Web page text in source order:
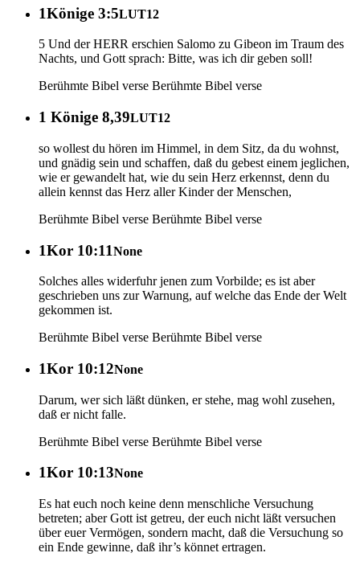
1Könige 3:5LUT12
5 Und der HERR erschien Salomo zu Gibeon im Traum des
Nachts, und Gott sprach: Bitte, was ich dir geben soll!
Berühmte Bibel verse Berühmte Bibel verse
1 Könige 8,39LUT12
so wollest du hören im Himmel, in dem Sitz, da du wohnst,
und gnädig sein und schaffen, daß du gebest einem jeglichen,
wie er gewandelt hat, wie du sein Herz erkennst, denn du
allein kennst das Herz aller Kinder der Menschen,
Berühmte Bibel verse Berühmte Bibel verse
1Kor 10:11None
Solches alles widerfuhr jenen zum Vorbilde; es ist aber
geschrieben uns zur Warnung, auf welche das Ende der Welt
gekommen ist.
Berühmte Bibel verse Berühmte Bibel verse
1Kor 10:12None
Darum, wer sich läßt dünken, er stehe, mag wohl zusehen,
daß er nicht falle.
Berühmte Bibel verse Berühmte Bibel verse
1Kor 10:13None
Es hat euch noch keine denn menschliche Versuchung
betreten; aber Gott ist getreu, der euch nicht läßt versuchen
über euer Vermögen, sondern macht, daß die Versuchung so
ein Ende gewinne, daß ihr’s könnet ertragen.